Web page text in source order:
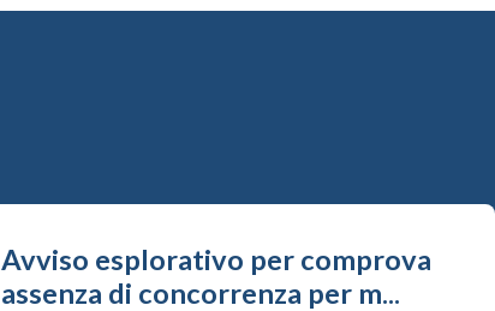
Avviso esplorativo per comprova
assenza di concorrenza per m...